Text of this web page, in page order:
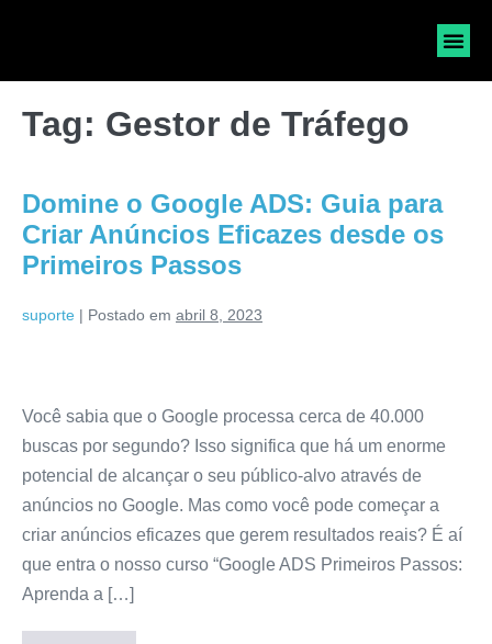
Tag: Gestor de Tráfego
Domine o Google ADS: Guia para
Criar Anúncios Eficazes desde os
Primeiros Passos
suporte | Postado em abril 8, 2023
Você sabia que o Google processa cerca de 40.000
buscas por segundo? Isso significa que há um enorme
potencial de alcançar o seu público-alvo através de
anúncios no Google. Mas como você pode começar a
criar anúncios eficazes que gerem resultados reais? É aí
que entra o nosso curso “Google ADS Primeiros Passos:
Aprenda a […]